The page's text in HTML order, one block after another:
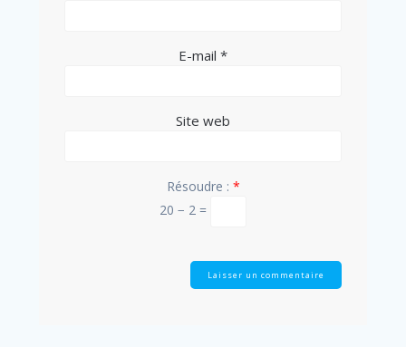
E-mail *
Site web
Résoudre : *
20 − 2 =